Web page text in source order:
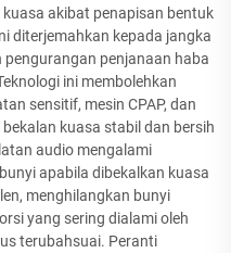
akibat penapisan bentuk
diterjemahkan kepada jangka
penjanaan haba
ini membolehkan
sensitif, mesin CPAP, dan
kuasa stabil dan bersih
audio mengalami
apabila dibekalkan kuasa
menghilangkan bunyi
yang sering dialami oleh
terubahsuai. Peranti